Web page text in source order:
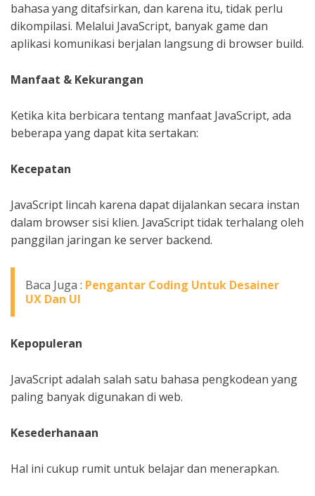
bahasa yang ditafsirkan, dan karena itu, tidak perlu
dikompilasi. Melalui JavaScript, banyak game dan
aplikasi komunikasi berjalan langsung di browser build.
Manfaat & Kekurangan
Ketika kita berbicara tentang manfaat JavaScript, ada
beberapa yang dapat kita sertakan:
Kecepatan
JavaScript lincah karena dapat dijalankan secara instan
dalam browser sisi klien. JavaScript tidak terhalang oleh
panggilan jaringan ke server backend.
Baca Juga : Pengantar Coding Untuk Desainer
UX Dan UI
Kepopuleran
JavaScript adalah salah satu bahasa pengkodean yang
paling banyak digunakan di web.
Kesederhanaan
Hal ini cukup rumit untuk belajar dan menerapkan.